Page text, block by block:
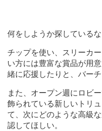
何をしようか探している
チップを使い、スリーカ
い方には豊富な賞品が用
緒に応援したりと、バー
また、オープン週にロビ
飾られている新しいトリ
て、次にどのような高級
認してほしい。